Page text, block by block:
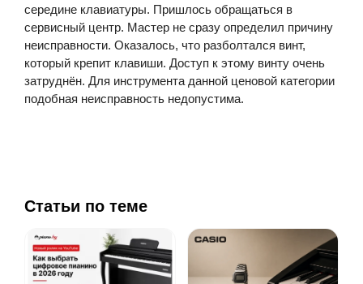
середине клавиатуры. Пришлось обращаться в
сервисный центр. Мастер не сразу определил причину
неисправности. Оказалось, что разболтался винт,
который крепит клавиши. Доступ к этому винту очень
затруднён. Для инструмента данной ценовой категории
подобная неисправность недопустима.
Статьи по теме